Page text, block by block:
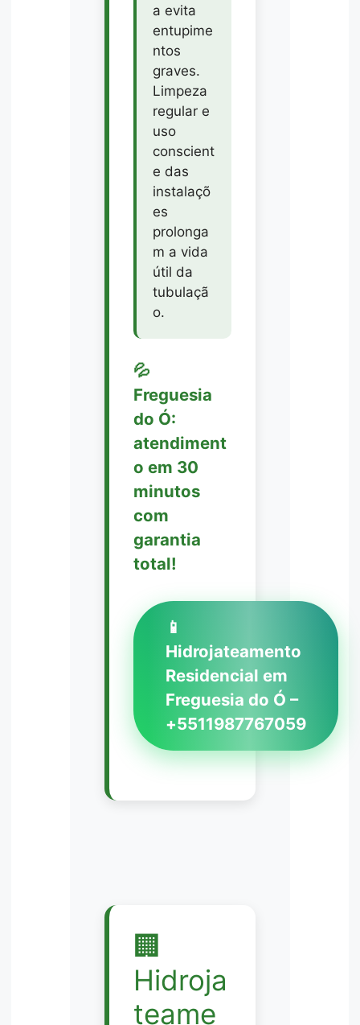
a evita
entupime
ntos
graves.
Limpeza
regular e
uso
conscient
e das
instalaçõ
es
prolonga
m a vida
útil da
tubulaçã
o.
💦
Freguesia
do Ó:
atendiment
o em 30
minutos
com
garantia
total!
📱
Hidrojateamento
Residencial em
Freguesia do Ó –
+5511987767059
🏢
Hidroja
teame